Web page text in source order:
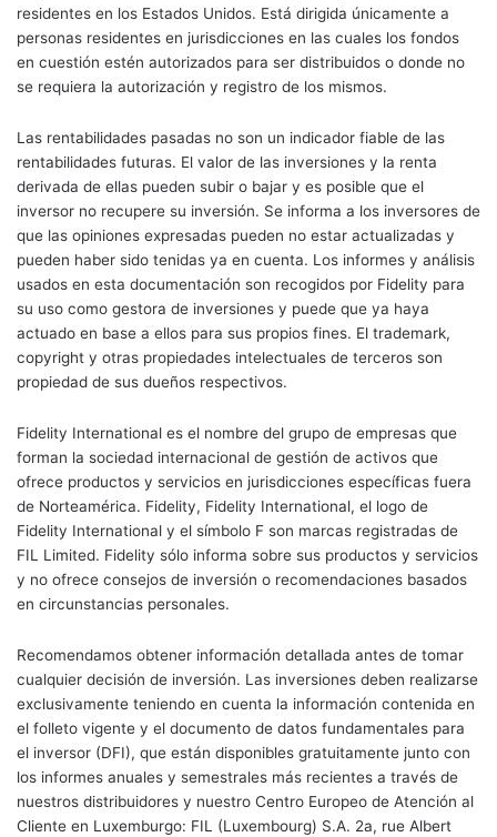
residentes en los Estados Unidos. Está dirigida únicamente a
personas residentes en jurisdicciones en las cuales los fondos
en cuestión estén autorizados para ser distribuidos o donde no
se requiera la autorización y registro de los mismos.
Las rentabilidades pasadas no son un indicador fiable de las
rentabilidades futuras. El valor de las inversiones y la renta
derivada de ellas pueden subir o bajar y es posible que el
inversor no recupere su inversión. Se informa a los inversores de
que las opiniones expresadas pueden no estar actualizadas y
pueden haber sido tenidas ya en cuenta. Los informes y análisis
usados en esta documentación son recogidos por Fidelity para
su uso como gestora de inversiones y puede que ya haya
actuado en base a ellos para sus propios fines. El trademark,
copyright y otras propiedades intelectuales de terceros son
propiedad de sus dueños respectivos.
Fidelity International es el nombre del grupo de empresas que
forman la sociedad internacional de gestión de activos que
ofrece productos y servicios en jurisdicciones específicas fuera
de Norteamérica. Fidelity, Fidelity International, el logo de
Fidelity International y el símbolo F son marcas registradas de
FIL Limited. Fidelity sólo informa sobre sus productos y servicios
y no ofrece consejos de inversión o recomendaciones basados
en circunstancias personales.
Recomendamos obtener información detallada antes de tomar
cualquier decisión de inversión. Las inversiones deben realizarse
exclusivamente teniendo en cuenta la información contenida en
el folleto vigente y el documento de datos fundamentales para
el inversor (DFI), que están disponibles gratuitamente junto con
los informes anuales y semestrales más recientes a través de
nuestros distribuidores y nuestro Centro Europeo de Atención al
Cliente en Luxemburgo: FIL (Luxembourg) S.A. 2a, rue Albert